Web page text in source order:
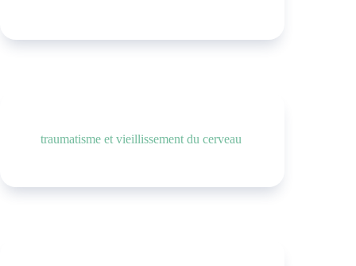
traumatisme et vieillissement du cerveau